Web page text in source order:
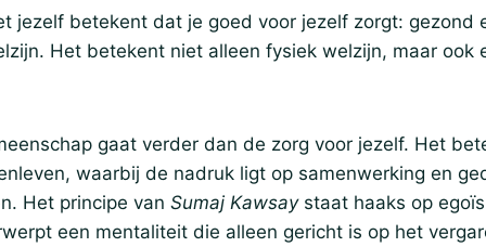
jezelf betekent dat je goed voor jezelf zorgt: gezond
Het betekent niet alleen fysiek welzijn, maar ook
gaat verder dan de zorg voor jezelf. Het
waarbij de nadruk ligt op samenwerking en
Het principe van Sumaj Kawsaystaat haaks op
een mentaliteit die alleen gericht is op het